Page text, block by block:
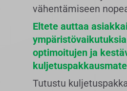
vähentämiseen
Eltete auttaa
optimoitujen ja
Tutustu